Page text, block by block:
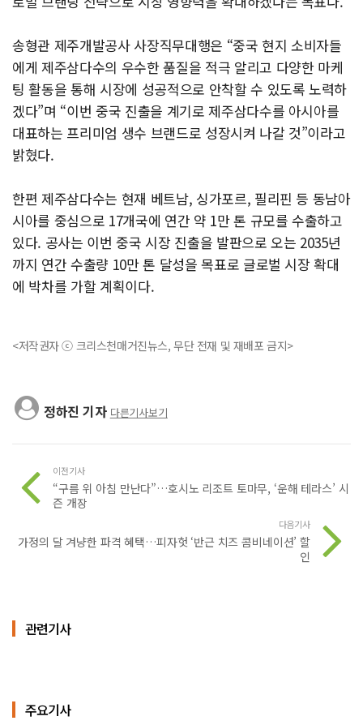
송형관 제주개발공사 사장직무대행은 “중국 현지 소비자들
에게 제주삼다수의 우수한 품질을 적극 알리고 다양한 마케
팅 활동을 통해 시장에 성공적으로 안착할 수 있도록 노력하
겠다”며 “이번 중국 진출을 계기로 제주삼다수를 아시아를
대표하는 프리미엄 생수 브랜드로 성장시켜 나갈 것”이라고
밝혔다.
한편 제주삼다수는 현재 베트남, 싱가포르, 필리핀 등 동남아
시아를 중심으로 17개국에 연간 약 1만 톤 규모를 수출하고
있다. 공사는 이번 중국 시장 진출을 발판으로 오는 2035년
까지 연간 수출량 10만 톤 달성을 목표로 글로벌 시장 확대
에 박차를 가할 계획이다.
<저작권자 ⓒ 크리스천매거진뉴스, 무단 전재 및 재배포 금지>
정하진 기자 다른기사보기
이전기사
“구름 위 아침 만난다”…호시노 리조트 토마무, ‘운해 테라스’ 시
즌 개장
다음기사
가정의 달 겨냥한 파격 혜택…피자헛 ‘반근 치즈 콤비네이션’ 할
인
관련기사
주요기사